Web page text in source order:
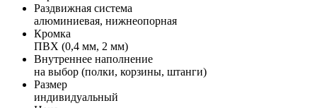
Раздвижная система
алюминиевая, нижнеопорная
Кромка
ПВХ (0,4 мм, 2 мм)
Внутреннее наполнение
на выбор (полки, корзины, штанги)
Размер
индивидуальный